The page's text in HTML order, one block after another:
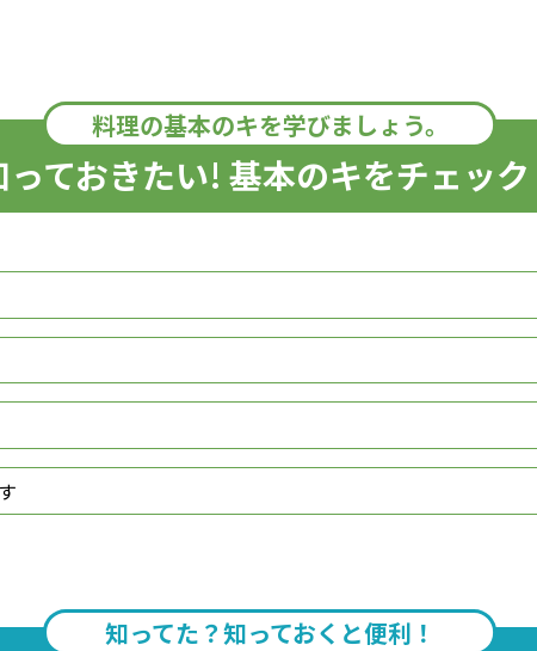
料理の基本のキを学びましょう。
っておきたい! 基本のキをチェッ
知ってた？知っておくと便利！